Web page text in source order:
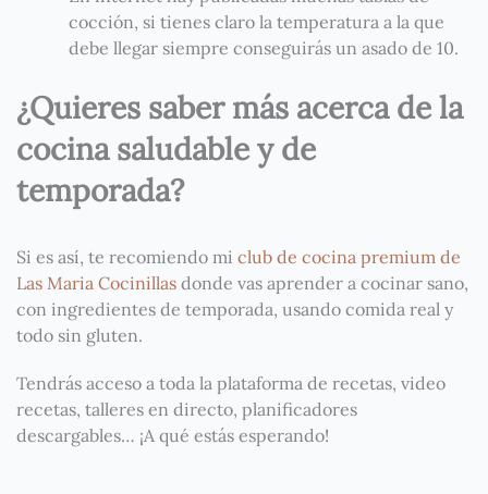
cocción, si tienes claro la temperatura a la que
debe llegar siempre conseguirás un asado de 10.
¿Quieres saber más acerca de la
cocina saludable y de
temporada?
Si es así, te recomiendo mi club de cocina premium de
Las Maria Cocinillas donde vas aprender a cocinar sano,
con ingredientes de temporada, usando comida real y
todo sin gluten.
Tendrás acceso a toda la plataforma de recetas, video
recetas, talleres en directo, planificadores
descargables… ¡A qué estás esperando!